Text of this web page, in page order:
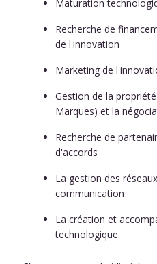
Maturation
Recherche de
de l'innovation
Marketing de
Gestion de la
Marques) et la
Recherche de
d'accords
La gestion des
communication
La création et
technologique